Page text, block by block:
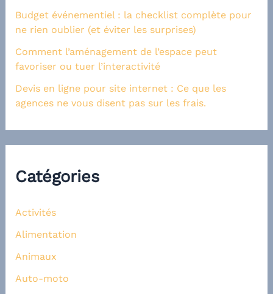
Budget événementiel : la checklist complète pour
ne rien oublier (et éviter les surprises)
Comment l’aménagement de l’espace peut
favoriser ou tuer l’interactivité
Devis en ligne pour site internet : Ce que les
agences ne vous disent pas sur les frais.
Catégories
Activités
Alimentation
Animaux
Auto-moto